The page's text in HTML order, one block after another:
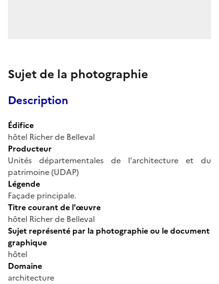
Sujet de la photographie
Description
Édifice
hôtel Richer de Belleval
Producteur
Unités départementales de l'architecture et du
patrimoine (UDAP)
Légende
Façade principale.
Titre courant de l'œuvre
hôtel Richer de Belleval
Sujet représenté par la photographie ou le document
graphique
hôtel
Domaine
architecture